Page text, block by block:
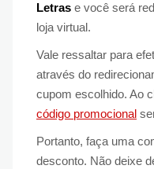
Letras e você será
loja virtual.
Vale ressaltar para
através do
cupom escolhido. Ao
código promocional
Portanto, faça uma
desconto. Não deixe